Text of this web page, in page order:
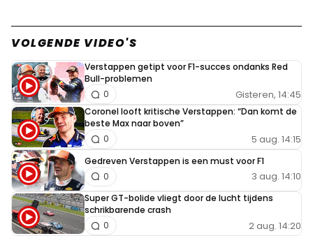
VOLGENDE VIDEO'S
Verstappen getipt voor F1-succes ondanks Red
Bull-problemen
Gisteren, 14:45
0
Coronel looft kritische Verstappen: “Dan komt de
beste Max naar boven”
5 aug. 14:15
0
Gedreven Verstappen is een must voor F1
3 aug. 14:10
0
Super GT-bolide vliegt door de lucht tijdens
schrikbarende crash
2 aug. 14:20
0